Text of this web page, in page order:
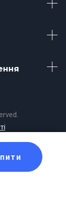
byKoala